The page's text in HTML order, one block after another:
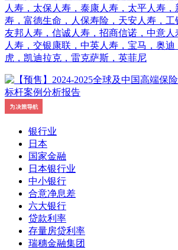
人寿，太保人寿，泰康人寿，太平人寿，
寿，富德生命，人保寿险，天安人寿，工
友邦人寿，信诚人寿，招商信诺，中意
人寿，交银康联，中英人寿，宝马，奥
虎，凯迪拉克，雷克萨斯，英菲尼
银行业
日本
国家金融
日本银行业
中小银行
合意净息差
六大银行
贷款利率
存量房贷利率
瑞穗金融集团